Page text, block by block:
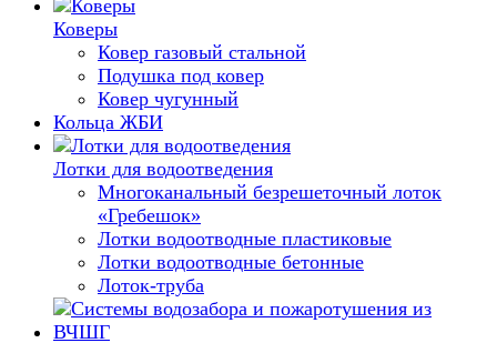
Коверы
Ковер газовый стальной
Подушка под ковер
Ковер чугунный
Кольца ЖБИ
Лотки для водоотведения
Многоканальный безрешеточный лоток
«Гребешок»
Лотки водоотводные пластиковые
Лотки водоотводные бетонные
Лоток-труба